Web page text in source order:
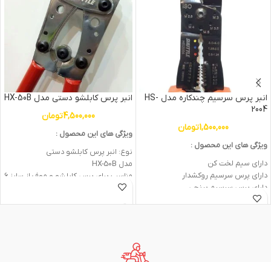
انبر پرس سرسیم چندکاره مدل HS-
2004
1,500,000تومان
ویژگی های این محصول :
دارای سیم لخت کن
دارای پرس سرسیم روکشدار
دارای پرس سرسیم برنجی
دارای پیچ بر
انبر پرس کابلشو دستی مدل HX-50B
4,500,000تومان
ویژگی های این محصول :
نوع: انبر پرس کابلشو دستی
مدل HX-50B
مناسب برای پرس کابلشو و موف از سایز 6
تا 50 میلیمتر